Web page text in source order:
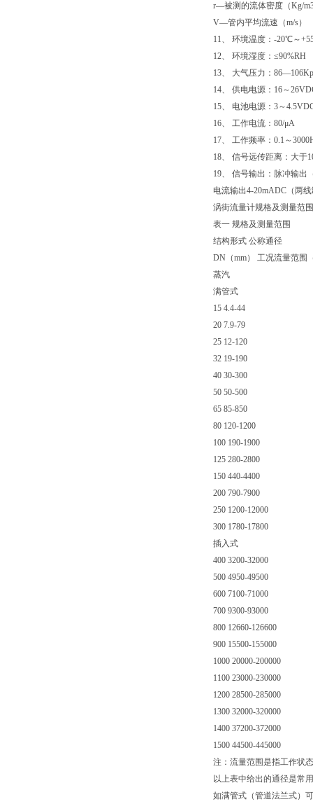
r—被测的流体密度（Kg/
V—管内平均流速（m/s）
11、 环境温度：-20℃～
12、 环境湿度：≤90%RH
13、 大气压力：
14、 供电电源：16～
15、 电池电源：3～
16、 工作电流：80/μA
17、 工作频率：0.1～
18、 信号远传距离：大于
19、 信号输出：脉冲输出
电流输出4-20mADC（两
涡街流量计规格及测量范
表一 规格及测量范围
结构形式 公称通径
DN（mm） 工况流量范围
蒸汽
满管式
15 4.4-44
20 7.9-79
25 12-120
32 19-190
40 30-300
50 50-500
65 85-850
80 120-1200
100 190-1900
125 280-2800
150 440-4400
200 790-7900
250 1200-12000
300 1780-17800
插入式
400 3200-32000
500 4950-49500
600 7100-71000
700 9300-93000
800 12660-126600
900 15500-155000
1000 20000-200000
1100 23000-230000
1200 28500-285000
1300 32000-320000
1400 37200-372000
1500 44500-445000
注：流量范围是指工作状
以上表中给出的通径是常
如满管式（管道法兰式）